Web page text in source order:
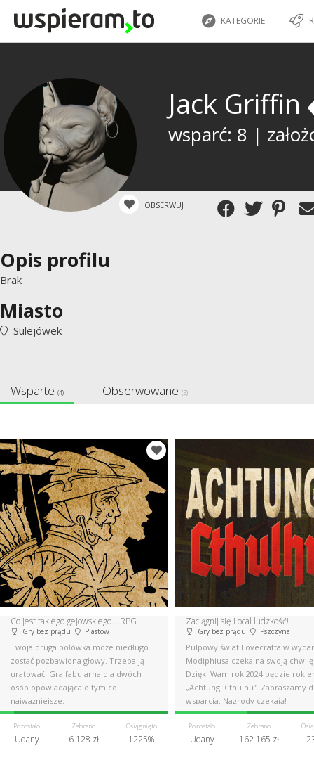
KATEGORIE
Jack Griffin
wsparć: 8 |
OBSERWUJ
Opis profilu
Brak
Miasto
Sulejówek
Wsparte (4) Obserwowane (5)
Co jest takiego gejowskiego... RPG
Gry bez prądu Piastów
Twoja druga połówka może niedługo
zostać pozbawiona głowy. Trzeba ją
uratować. Gra fabularna dla dwóch
osób opowiadająca o tym co
najważniejsze.
Pozostało
Udany
Zebrano
6 128 zł
Osiągnięto
1225%
Zaciągnij się i ocal ludzkość!
Gry bez prądu Pszczyna
Pulpowy świat Lovecrafta w
Modiphiusa czeka na swoją
Dzięki Wam rok 2024 będzie
„Achtung! Cthulhu”. Zapraszamy
wsparcia. Nagrody czekają!
Pozostało
Udany
Zebrano
162 165 zł